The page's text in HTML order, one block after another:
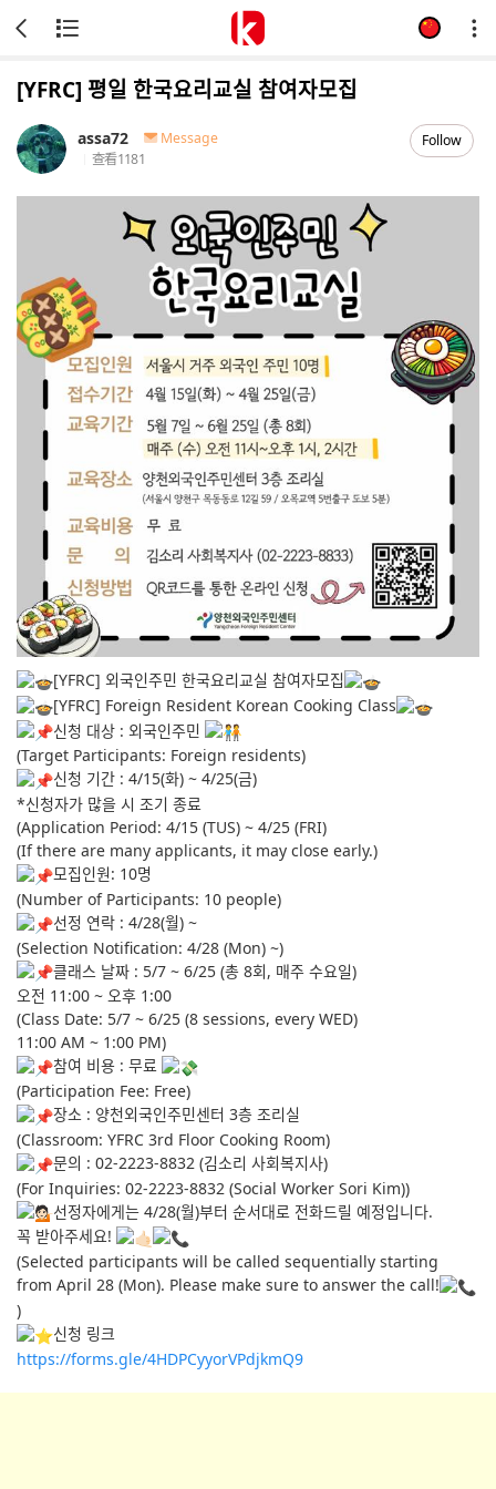
[YFRC] 평일 한국요리교실 참여자모집
assa72
Message
查看1181
Follow
[YFRC] 외국인주민 한국요리교실 참여자모집
[YFRC] Foreign Resident Korean Cooking Class
신청 대상 : 외국인주민
(Target Participants: Foreign residents)
신청 기간 : 4/15(화) ~ 4/25(금)
*신청자가 많을 시 조기 종료
(Application Period: 4/15 (TUS) ~ 4/25 (FRI)
(If there are many applicants, it may close early.)
모집인원: 10명
(Number of Participants: 10 people)
선정 연락 : 4/28(월) ~
(Selection Notification: 4/28 (Mon) ~)
클래스 날짜 : 5/7 ~ 6/25 (총 8회, 매주 수요일)
오전 11:00 ~ 오후 1:00
(Class Date: 5/7 ~ 6/25 (8 sessions, every WED)
11:00 AM ~ 1:00 PM)
참여 비용 : 무료
(Participation Fee: Free)
장소 : 양천외국인주민센터 3층 조리실
(Classroom: YFRC 3rd Floor Cooking Room)
문의 : 02-2223-8832 (김소리 사회복지사)
(For Inquiries: 02-2223-8832 (Social Worker Sori Kim))
선정자에게는 4/28(월)부터 순서대로 전화드릴 예정입니다.
꼭 받아주세요!
(Selected participants will be called sequentially starting
from April 28 (Mon). Please make sure to answer the call!
)
신청 링크
https://forms.gle/4HDPCyyorVPdjkmQ9